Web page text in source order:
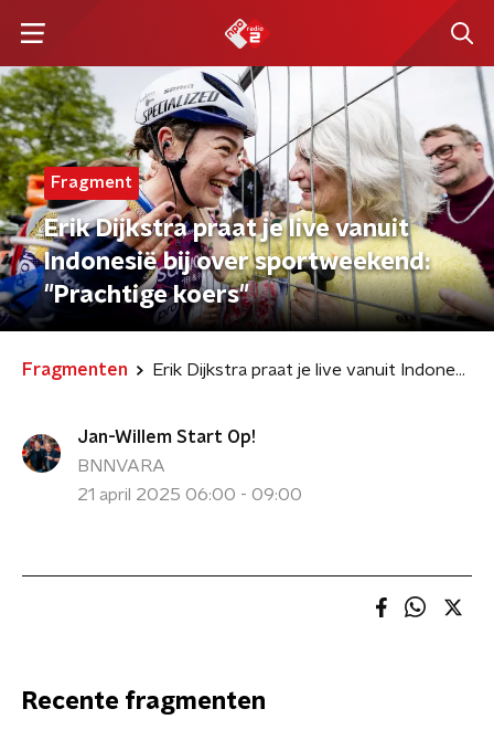
Fragment
Erik Dijkstra praat je live vanuit
Indonesië bij over sportweekend:
"Prachtige koers"
Fragmenten Erik Dijkstra praat je live vanuit Indonesië bij over sportweekend: "Prachtige koers"
Jan-Willem Start Op!
BNNVARA
21 april 2025 06:00 - 09:00
Recente fragmenten